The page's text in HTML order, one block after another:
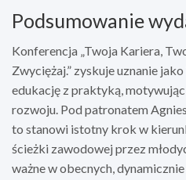
Podsumowanie
Konferencja „Twoja Kariera,
Zwyciężaj.” zyskuje uznanie
edukację z praktyką,
rozwoju. Pod patronatem
to stanowi istotny krok w
ścieżki zawodowej przez
ważne w obecnych,